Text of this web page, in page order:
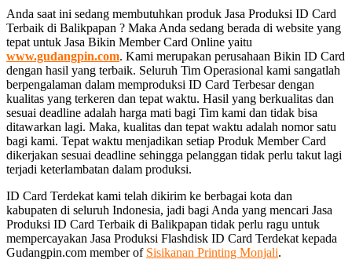
Anda saat ini sedang membutuhkan produk Jasa Produksi ID Card
Terbaik di Balikpapan ? Maka Anda sedang berada di website yang
tepat untuk Jasa Bikin Member Card Online yaitu
www.gudangpin.com. Kami merupakan perusahaan Bikin ID Card
dengan hasil yang terbaik. Seluruh Tim Operasional kami sangatlah
berpengalaman dalam memproduksi ID Card Terbesar dengan
kualitas yang terkeren dan tepat waktu. Hasil yang berkualitas dan
sesuai deadline adalah harga mati bagi Tim kami dan tidak bisa
ditawarkan lagi. Maka, kualitas dan tepat waktu adalah nomor satu
bagi kami. Tepat waktu menjadikan setiap Produk Member Card
dikerjakan sesuai deadline sehingga pelanggan tidak perlu takut lagi
terjadi keterlambatan dalam produksi.
ID Card Terdekat kami telah dikirim ke berbagai kota dan
kabupaten di seluruh Indonesia, jadi bagi Anda yang mencari Jasa
Produksi ID Card Terbaik di Balikpapan tidak perlu ragu untuk
mempercayakan Jasa Produksi Flashdisk ID Card Terdekat kepada
Gudangpin.com member of Sisikanan Printing Monjali.